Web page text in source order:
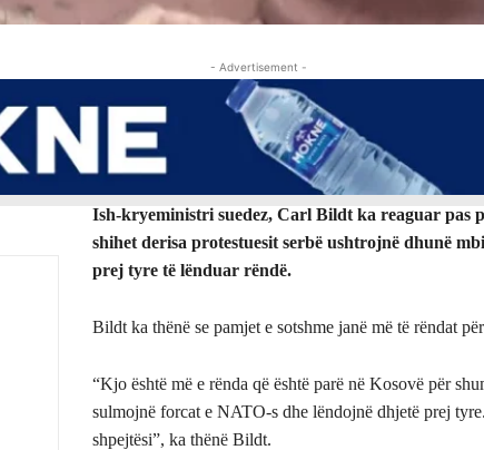
- Advertisement -
Ish-kryeministri suedez, Carl Bildt ka reaguar pas
shihet derisa protestuesit serbë ushtrojnë dhunë
prej tyre të lënduar rëndë.
Bildt ka thënë se pamjet e sotshme janë më të rëndat
“Kjo është më e rënda që është parë në Kosovë për
sulmojnë forcat e NATO-s dhe lëndojnë dhjetë prej
shpejtësi”, ka thënë Bildt.